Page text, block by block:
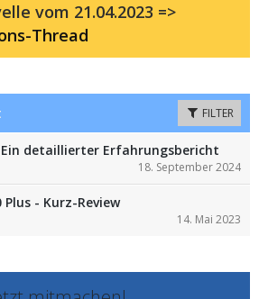
vom 21.04.2023 =>
Thread
FILTER
Ein detaillierter Erfahrungsbericht
18. September 2024
Plus - Kurz-Review
14. Mai 2023